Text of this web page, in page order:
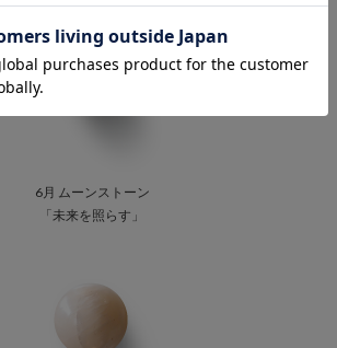
6月 ムーンストーン
「未来を照らす」